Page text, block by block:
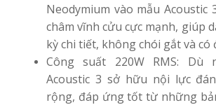
Neodymium vào mẫu Acoustic
châm vĩnh cửu cực mạnh, giúp
kỳ chi tiết, không chói gắt và có
Công suất 220W RMS: Dù
Acoustic 3 sở hữu nội lực
rộng, đáp ứng tốt từ những